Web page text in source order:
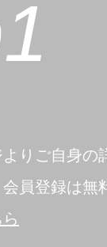
りご自身の
員登録は無